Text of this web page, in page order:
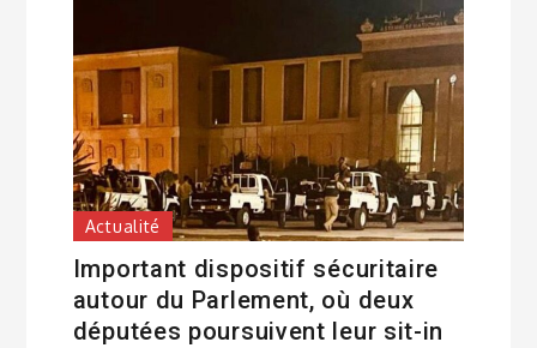
Actualité
Important dispositif sécuritaire
autour du Parlement, où deux
députées poursuivent leur sit-in